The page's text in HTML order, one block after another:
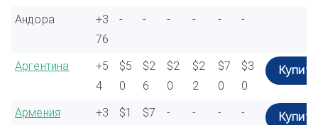
Андора
+3
76
- - - - - -
Аргентина
+5
4
$5
0
$2
6
$2
0
$2
2
$7
0
$3
0
Купить
Армения
+3
$1
$7
- - - - Купить